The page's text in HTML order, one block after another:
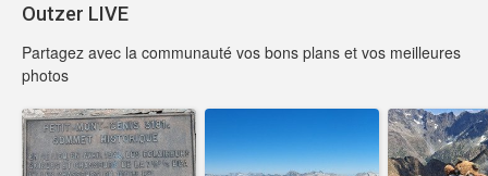
Outzer LIVE
Partagez avec la communauté vos bons plans et vos meilleures
photos